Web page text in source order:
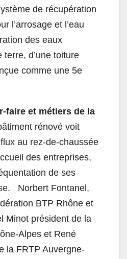
de récupération
l’arrosage et l’eau
des eaux
d’une toiture
comme une 5e
faire et métiers de la
rénové voit
flux au rez-de-chaussée
des entreprises,
de ses
Norbert Fontanel,
BTP Rhône et
Minot président de la
Alpes et René
la FRTP Auvergne-